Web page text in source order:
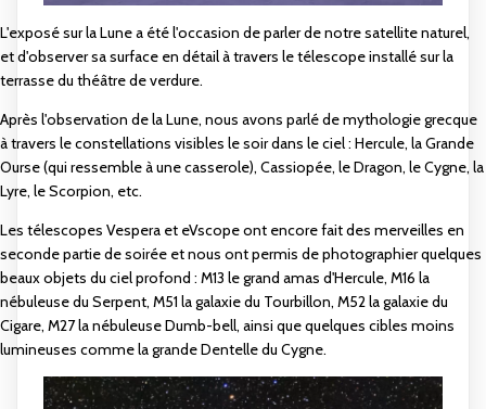
L'exposé sur la Lune a été l'occasion de parler de notre satellite naturel,
et d'observer sa surface en détail à travers le télescope installé sur la
terrasse du théâtre de verdure.
Après l'observation de la Lune, nous avons parlé de mythologie grecque
à travers le constellations visibles le soir dans le ciel : Hercule, la Grande
Ourse (qui ressemble à une casserole), Cassiopée, le Dragon, le Cygne, la
Lyre, le Scorpion, etc.
Les télescopes Vespera et eVscope ont encore fait des merveilles en
seconde partie de soirée et nous ont permis de photographier quelques
beaux objets du ciel profond : M13 le grand amas d'Hercule, M16 la
nébuleuse du Serpent, M51 la galaxie du Tourbillon, M52 la galaxie du
Cigare, M27 la nébuleuse Dumb-bell, ainsi que quelques cibles moins
lumineuses comme la grande Dentelle du Cygne.